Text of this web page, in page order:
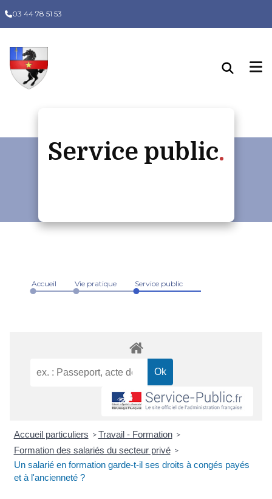
03 44 78 51 53
Service public
Accueil Vie pratique Service public
Accueil particuliers > Travail - Formation >
Formation des salariés du secteur privé >
Un salarié en formation garde-t-il ses droits à congés payés
et à l'ancienneté ?
Panneau de gestion des cookies